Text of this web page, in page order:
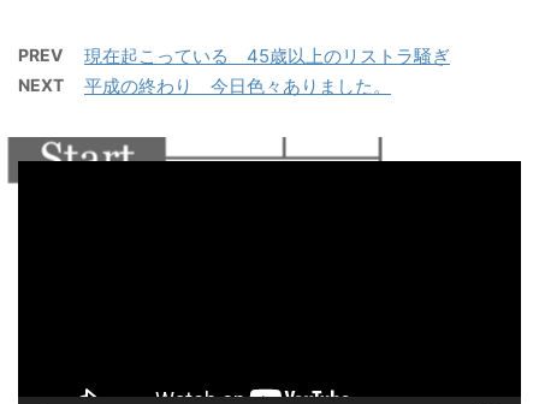
PREV 現在起こっている 45歳以上のリストラ騒ぎ
NEXT 平成の終わり 今日色々ありました。